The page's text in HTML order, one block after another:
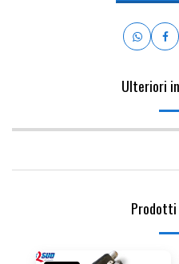
Ulteriori